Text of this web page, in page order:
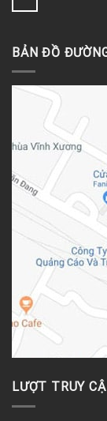
BẢN ĐỒ
LƯỢT TRUY